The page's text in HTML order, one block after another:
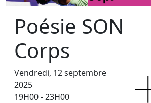
Poésie SON
Corps
Vendredi, 12 septembre
2025
19H00 - 23H00